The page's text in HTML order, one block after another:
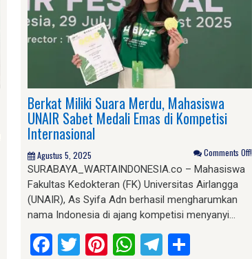
Berkat Miliki Suara Merdu, Mahasiswa
UNAIR Sabet Medali Emas di Kompetisi
Internasional
Agustus 5, 2025 Comments Off!
SURABAYA_WARTAINDONESIA.co – Mahasiswa
Fakultas Kedokteran (FK) Universitas Airlangga
(UNAIR), As Syifa Adn berhasil mengharumkan
nama Indonesia di ajang kompetisi menyanyi…
Facebook
Twitter
Pinterest
WhatsApp
Telegram
Share